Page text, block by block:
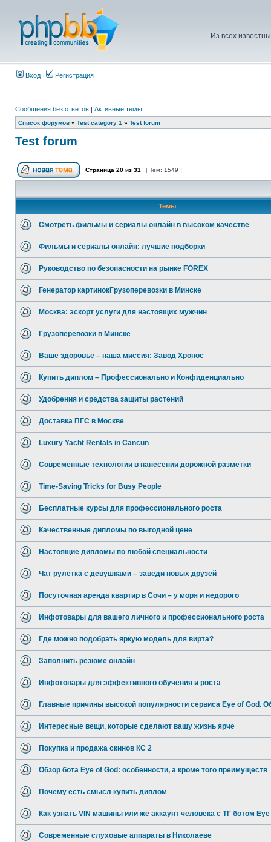
Из всех
Вход Регистрация
Сообщения без ответов | Активные темы
Список форумов » Test category 1 » Test forum
Test forum
Страница 20 из 31 [ Тем: 1549 ]
Темы
Смотреть фильмы и сериалы онлайн в высоком качестве
Фильмы и сериалы онлайн: лучшие подборки
Руководство по безопасности на рынке FOREX
Генератор картинокГрузоперевозки в Минске
Москва: эскорт услуги для настоящих мужчин
Грузоперевозки в Минске
Ваше здоровье – наша миссия: Завод Хронос
Купить диплом – Профессионально и Конфиденциально
Удобрения и средства защиты растений
Доставка ПГС в Москве
Luxury Yacht Rentals in Cancun
Современные технологии в нанесении дорожной разметки
Time-Saving Tricks for Busy People
Бесплатные курсы для профессионального роста
Качественные дипломы по выгодной цене
Настоящие дипломы по любой специальности
Чат рулетка с девушками – заведи новых друзей
Посуточная аренда квартир в Сочи – у моря и недорого
Инфотовары для вашего личного и профессионального роста
Где можно подобрать яркую модель для вирта?
Заполнить резюме онлайн
Инфотовары для эффективного обучения и роста
Главные причины высокой популярности сервиса Eye of God.
Интересные вещи, которые сделают вашу жизнь ярче
Покупка и продажа скинов КС 2
Обзор бота Eye of God: особенности, а кроме того преимуществ
Почему есть смысл купить диплом
Как узнать VIN машины или же аккаунт человека с ТГ ботом Eye
Современные слуховые аппараты в Николаеве